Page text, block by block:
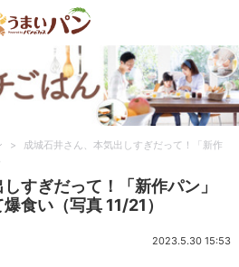
>
成城石井さん、本気出しすぎだって！「新作
すぎだって！「新作パン」
食い（写真 11/21）
2023.5.30 15:53